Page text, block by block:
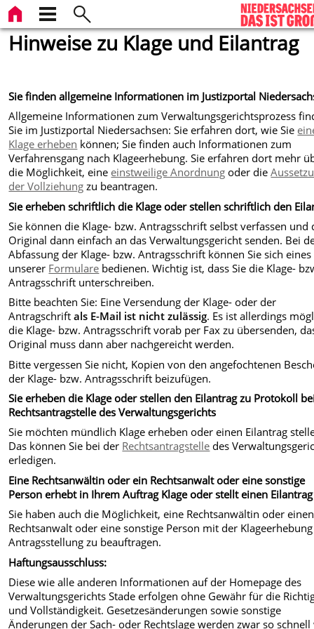
Hinweise zu Klage und Eilantrag
Sie finden allgemeine Informationen im Justizportal
Allgemeine Informationen zum Verwaltungsgerichtsprozess
Sie im Justizportal Niedersachsen: Sie erfahren dort, wie Sie
Klage erheben können; Sie finden auch Informationen zum
Verfahrensgang nach Klageerhebung. Sie erfahren dort mehr
die Möglichkeit, eine einstweilige Anordnung oder die
der Vollziehung zu beantragen.
Sie erheben schriftlich die Klage oder stellen schriftlich den
Sie können die Klage- bzw. Antragsschrift selbst verfassen und
Original dann einfach an das Verwaltungsgericht senden. Bei
Abfassung der Klage- bzw. Antragsschrift können Sie sich eines
unserer Formulare bedienen. Wichtig ist, dass Sie die Klage-
Antragsschrift unterschreiben.
Bitte beachten Sie: Eine Versendung der Klage- oder der
Antragschriftals E-Mail ist nicht zulässig. Es ist allerdings
die Klage- bzw. Antragsschrift vorab per Fax zu übersenden,
Original muss dann aber nachgereicht werden.
Bitte vergessen Sie nicht, Kopien von den angefochtenen
der Klage- bzw. Antragsschrift beizufügen.
Sie erheben die Klage oder stellen den Eilantrag zu Protokoll
Rechtsantragstelle des Verwaltungsgerichts
Sie möchten mündlich Klage erheben oder einen Eilantrag
Das können Sie bei der Rechtsantragstelle des
erledigen.
Eine Rechtsanwältin oder ein Rechtsanwalt oder eine sonstige
Person erhebt in Ihrem Auftrag Klage oder stellt einen Eilantrag
Sie haben auch die Möglichkeit, eine Rechtsanwältin oder einen
Rechtsanwalt oder eine sonstige Person mit der
Antragsstellung zu beauftragen.
Haftungsausschluss:
Diese wie alle anderen Informationen auf der Homepage des
Verwaltungsgerichts Stade erfolgen ohne Gewähr für die
und Vollständigkeit. Gesetzesänderungen sowie sonstige
Änderungen der Sach- oder Rechtslage werden zwar so schnell